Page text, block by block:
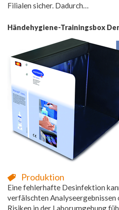
Filialen sicher. Dadurch…
Händehygiene-Trainingsbox
Produktion
Eine fehlerhafte Desinfektion
verfälschten
Risiken in der Laborumgebung